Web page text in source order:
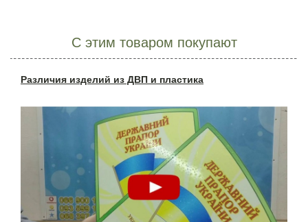
С этим товаром покупают
Различия изделий из ДВП и пластика